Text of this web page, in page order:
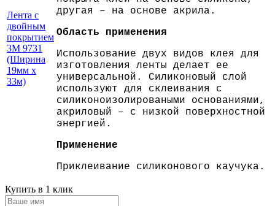
Лента с
двойным
покрытием
3M 9731
(Ширина
19мм х
33м)
другая – на основе акрила.
Область применения
Использование двух видов клея для
изготовления ленты делает ее
универсальной. Силиконовый слой
используют для склеивания с
силиконоизолироваными основаниями,
акриловый – с низкой поверхностной
энергией.
Применение
Приклеивание силиконового каучука.
Купить в 1 клик